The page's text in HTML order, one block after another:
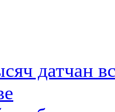
датчан